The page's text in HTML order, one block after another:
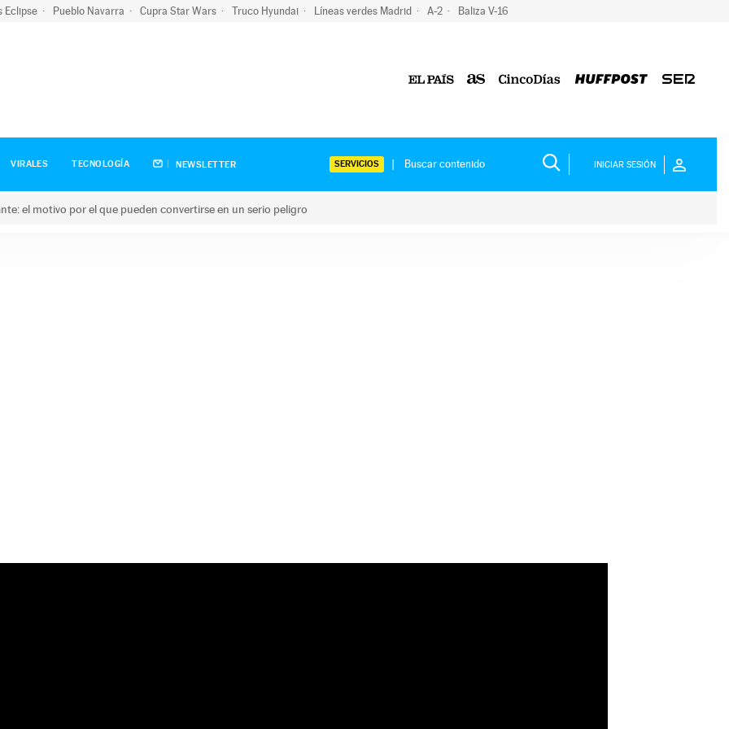
Eclipse Pueblo Navarra Cupra Star Wars Truco Hyundai Líneas verdes Madrid A-2 Baliza V-16
VIRALES TECNOLOGÍA NEWSLETTER SERVICIOS INICIAR SESIÓN
el motivo por el que pueden convertirse en un serio peligro